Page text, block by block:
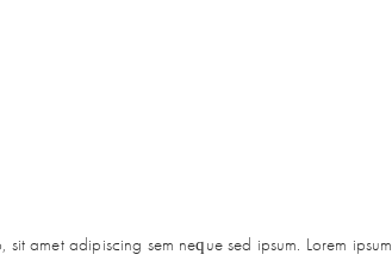
amet adipiscing sem neque sed ipsum. Lorem ipsum